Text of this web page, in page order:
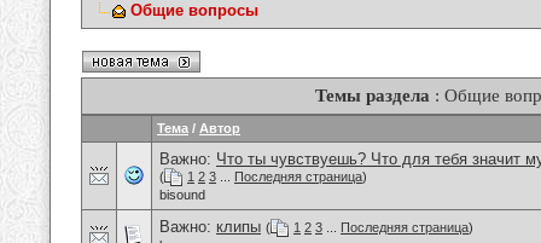
Общие вопросы
Темы раздела : Общие
Тема / Автор
Важно: Что ты чувствуешь? Что для тебя значит
( 1 2 3 Последняя страница)
bisound
Важно: клипы ( 1 2 3 Последняя страница)